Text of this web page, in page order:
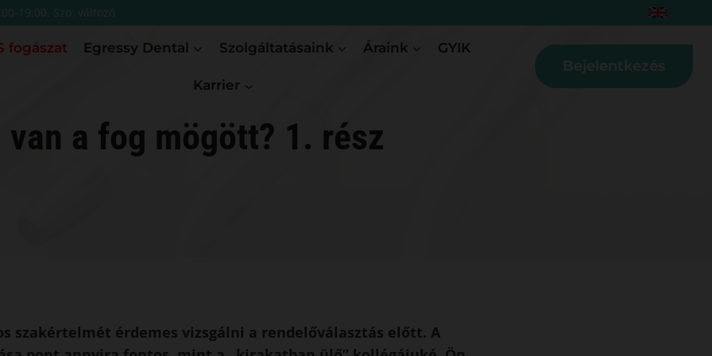
19:00, Szo: változó
fogászat Egressy Dental Szolgáltatásaink Áraink GYIK
Karrier
Bejelentkezés
van a fog mögött? 1. rész
szakértelmét érdemes vizsgálni a rendelőválasztás előtt. A